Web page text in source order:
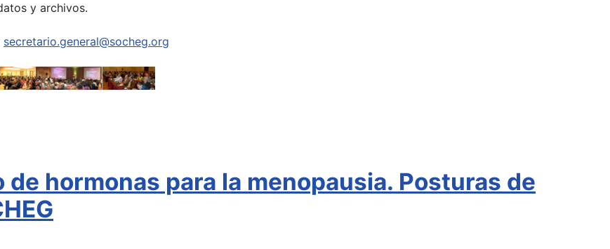
y archivos.
secretario.general@socheg.org
hormonas para la menopausia. Posturas de